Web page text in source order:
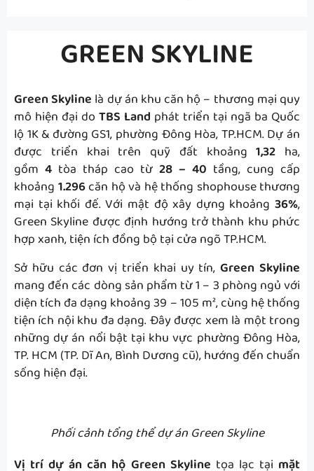
GREEN SKYLINE
Green Skyline là dự án khu căn hộ – thương mại quy
mô hiện đại do TBS Land phát triển tại ngã ba Quốc
lộ 1K & đường GS1, phường Đông Hòa, TP.HCM. Dự án
được triển khai trên quỹ đất khoảng1,32 ha,
gồm 4 tòa tháp cao từ 28 – 40 tầng, cung cấp
khoảng 1.296căn hộ và hệ thống shophouse thương
mại tại khối đế. Với mật độ xây dựng khoảng 36%,
Green Skyline được định hướng trở thành khu phức
hợp xanh, tiện ích đồng bộ tại cửa ngõ TP.HCM.
Sở hữu các đơn vị triển khai uy tín,Green Skyline
mang đến các dòng sản phẩm từ 1 – 3 phòng ngủ với
diện tích đa dạng khoảng 39 – 105 m², cùng hệ thống
tiện ích nội khu đa dạng. Đây được xem là một trong
những dự án nổi bật tại khu vực phường Đông Hòa,
TP. HCM (TP. Dĩ An, Bình Dương cũ), hướng đến chuẩn
sống hiện đại.
Phối cảnh tổng thể dự án Green Skyline
Vị trí dự án căn hộ Green Skyline tọa lạc tại mặt